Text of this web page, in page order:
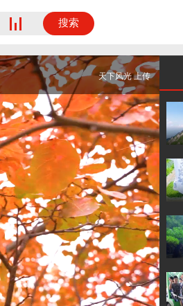
搜索
天下风光 上传